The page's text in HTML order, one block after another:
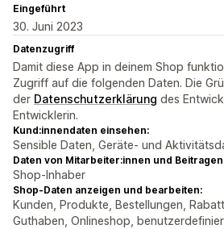
Eingeführt
30. Juni 2023
Datenzugriff
Damit diese App in deinem Shop
Zugriff auf die folgenden Daten. Die
der Datenschutzerklärung des
Entwicklerin.
Kund:innendaten einsehen:
Sensible Daten, Geräte- und
Daten von Mitarbeiter:innen und
Shop-Inhaber
Shop-Daten anzeigen und bearbeiten:
Kunden, Produkte, Bestellungen,
Guthaben, Onlineshop,